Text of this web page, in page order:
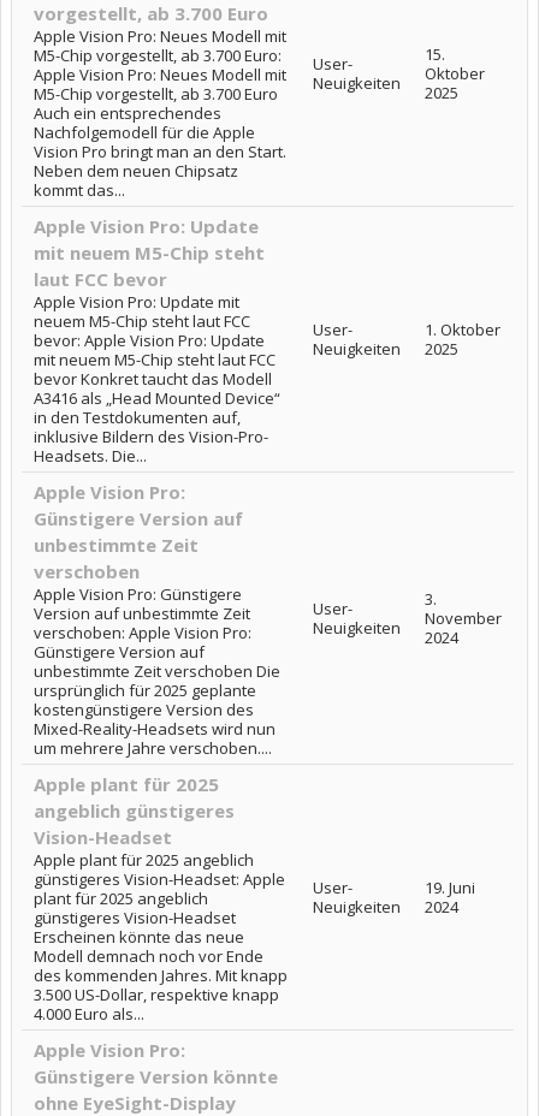
vorgestellt, ab 3.700 Euro
Apple Vision Pro: Neues Modell mit
M5-Chip vorgestellt, ab 3.700 Euro:
Apple Vision Pro: Neues Modell mit
M5-Chip vorgestellt, ab 3.700 Euro
Auch ein entsprechendes
Nachfolgemodell für die Apple
Vision Pro bringt man an den Start.
Neben dem neuen Chipsatz
kommt das...
User-
Neuigkeiten
15.
Oktober
2025
Apple Vision Pro: Update
mit neuem M5-Chip steht
laut FCC bevor
Apple Vision Pro: Update mit
neuem M5-Chip steht laut FCC
bevor: Apple Vision Pro: Update
mit neuem M5-Chip steht laut FCC
bevor Konkret taucht das Modell
A3416 als „Head Mounted Device“
in den Testdokumenten auf,
inklusive Bildern des Vision-Pro-
Headsets. Die...
User-
Neuigkeiten
1. Oktober
2025
Apple Vision Pro:
Günstigere Version auf
unbestimmte Zeit
verschoben
Apple Vision Pro: Günstigere
Version auf unbestimmte Zeit
verschoben: Apple Vision Pro:
Günstigere Version auf
unbestimmte Zeit verschoben Die
ursprünglich für 2025 geplante
kostengünstigere Version des
Mixed-Reality-Headsets wird nun
um mehrere Jahre verschoben....
User-
Neuigkeiten
3.
November
2024
Apple plant für 2025
angeblich günstigeres
Vision-Headset
Apple plant für 2025 angeblich
günstigeres Vision-Headset: Apple
plant für 2025 angeblich
günstigeres Vision-Headset
Erscheinen könnte das neue
Modell demnach noch vor Ende
des kommenden Jahres. Mit knapp
3.500 US-Dollar, respektive knapp
4.000 Euro als...
User-
Neuigkeiten
19. Juni
2024
Apple Vision Pro:
Günstigere Version könnte
ohne EyeSight-Display